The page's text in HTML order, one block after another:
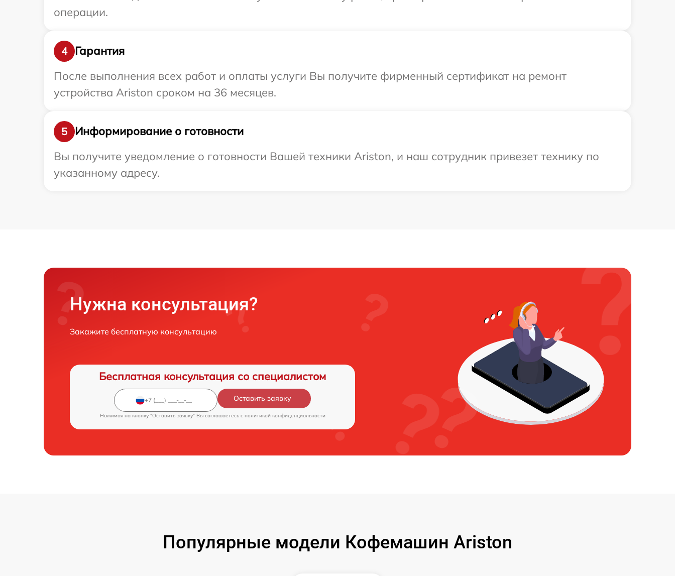
операции.
4
Гарантия
После выполнения всех работ и оплаты услуги Вы получите фирменный сертификат на ремонт
устройства Ariston сроком на 36 месяцев.
5
Информирование о готовности
Вы получите уведомление о готовности Вашей техники Ariston, и наш сотрудник привезет технику по
указанному адресу.
Нужна консультация?
Закажите бесплатную консультацию
Бесплатная консультация со специалистом
Оставить заявку
Нажимая на кнопку "Оставить заявку" Вы соглашаетесь c политикой конфиденциальности
Популярные модели Кофемашин Ariston